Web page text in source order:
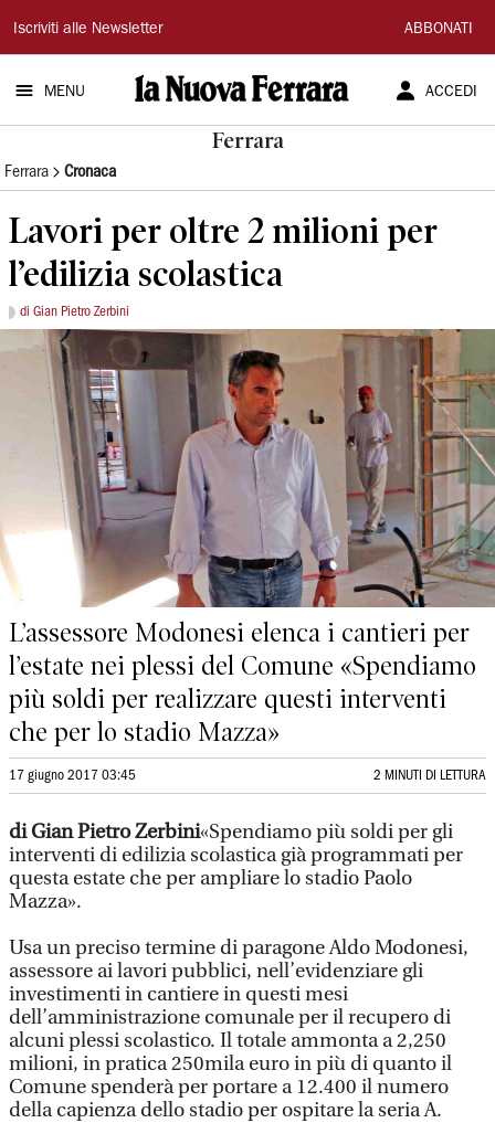
La
Nuova
Ferrara
Iscriviti alle Newsletter ABBONATI
MENU ACCEDI
Ferrara
Ferrara Cronaca
Lavori per oltre 2 milioni per
l’edilizia scolastica
di Gian Pietro Zerbini
L’assessore Modonesi elenca i cantieri per
l’estate nei plessi del Comune «Spendiamo
più soldi per realizzare questi interventi
che per lo stadio Mazza»
17 giugno 2017 03:45 2 MINUTI DI LETTURA
di Gian Pietro Zerbini«Spendiamo più soldi per gli
interventi di edilizia scolastica già programmati per
questa estate che per ampliare lo stadio Paolo
Mazza».
Usa un preciso termine di paragone Aldo Modonesi,
assessore ai lavori pubblici, nell’evidenziare gli
investimenti in cantiere in questi mesi
dell’amministrazione comunale per il recupero di
alcuni plessi scolastico. Il totale ammonta a 2,250
milioni, in pratica 250mila euro in più di quanto il
Comune spenderà per portare a 12.400 il numero
della capienza dello stadio per ospitare la seria A.